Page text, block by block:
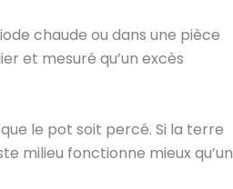
chaude ou dans une pièce
et mesuré qu’un excès
le pot soit percé. Si la terre
milieu fonctionne mieux qu’un